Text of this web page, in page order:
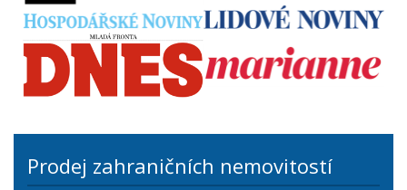
Prodej zahraničních nemovitostí